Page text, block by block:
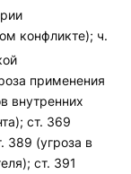
конфликте); ч.
применения
внутренних
ст. 369
389 (угроза в
ст. 391